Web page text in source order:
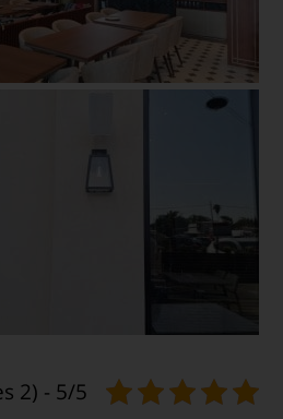
5/5 - (2 votes)